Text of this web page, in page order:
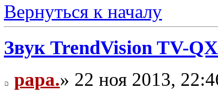
Вернуться к началу
Звук TrendVision TV-
papa.» 22 ноя 2013,